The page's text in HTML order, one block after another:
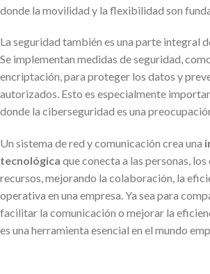
donde la movilidad y la flexibilidad son
La seguridad también es una parte integral
Se implementan medidas de seguridad,
encriptación, para proteger los datos y
autorizados. Esto es especialmente
donde la ciberseguridad es una
Un sistema de red y comunicación crea una
tecnológica que conecta a las personas,
recursos, mejorando la colaboración, la
operativa en una empresa. Ya sea para
facilitar la comunicación o mejorar la
es una herramienta esencial en el mundo